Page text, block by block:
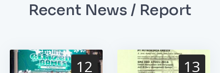
Recent News / Report
12 13